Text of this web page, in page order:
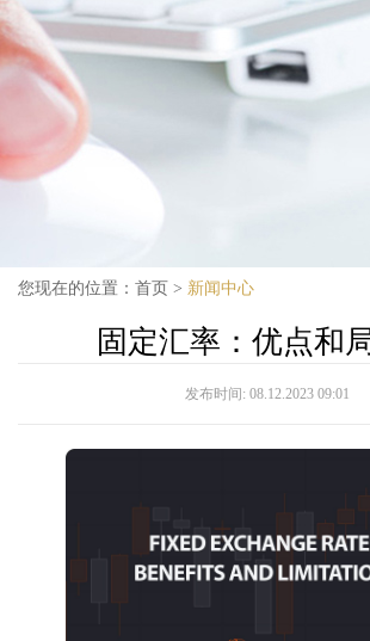
您现在的位置： 首页 > 新闻中心
固定汇率：优点和
发布时间: 08.12.2023 09:01